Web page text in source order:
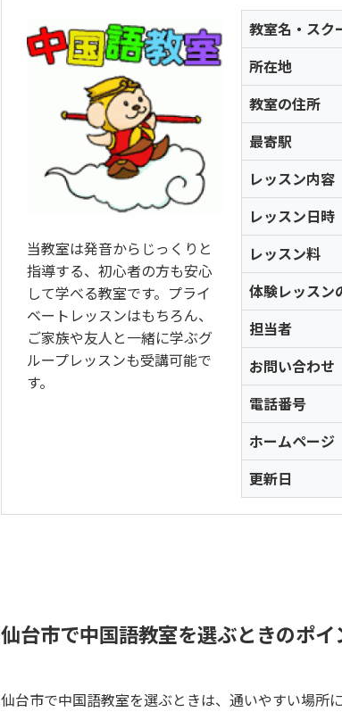
当教室は発音からじっくりと
指導する、初心者の方も安心
して学べる教室です。プライ
ベートレッスンはもちろん、
ご家族や友人と一緒に学ぶグ
ループレッスンも受講可能で
す。
教室名・スク
所在地
教室の住所
最寄駅
レッスン内容
レッスン日時
レッスン料
体験レッスン
担当者
お問い合わせ
電話番号
ホームページ
更新日
仙台市で中国語教室を選ぶときのポイ
仙台市で中国語教室を選ぶときは、通いやすい場所